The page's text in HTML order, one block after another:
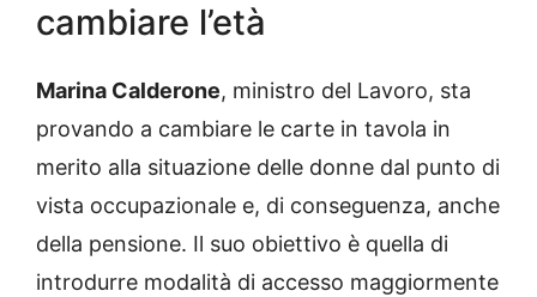
cambiare l’età
Marina Calderone, ministro del Lavoro, sta
provando a cambiare le carte in tavola in
merito alla situazione delle donne dal punto di
vista occupazionale e, di conseguenza, anche
della pensione. Il suo obiettivo è quella di
introdurre modalità di accesso maggiormente